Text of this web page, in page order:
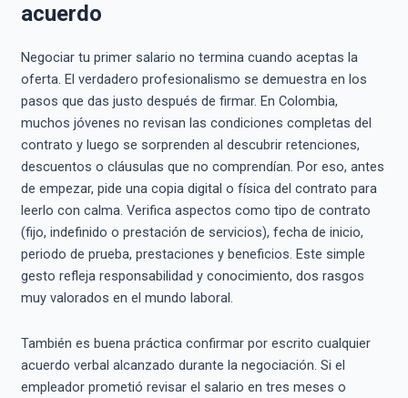
acuerdo
Negociar tu primer salario no termina cuando aceptas la
oferta. El verdadero profesionalismo se demuestra en los
pasos que das justo después de firmar. En Colombia,
muchos jóvenes no revisan las condiciones completas del
contrato y luego se sorprenden al descubrir retenciones,
descuentos o cláusulas que no comprendían. Por eso, antes
de empezar, pide una copia digital o física del contrato para
leerlo con calma. Verifica aspectos como tipo de contrato
(fijo, indefinido o prestación de servicios), fecha de inicio,
periodo de prueba, prestaciones y beneficios. Este simple
gesto refleja responsabilidad y conocimiento, dos rasgos
muy valorados en el mundo laboral.
También es buena práctica confirmar por escrito cualquier
acuerdo verbal alcanzado durante la negociación. Si el
empleador prometió revisar el salario en tres meses o